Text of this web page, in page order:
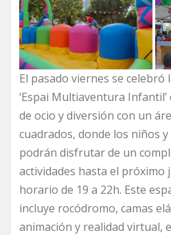
El pasado viernes se
‘Espai Multiaventura
de ocio y diversión con un
cuadrados, donde los niños
podrán disfrutar de un
actividades hasta el próximo
horario de 19 a 22h. Este
incluye rocódromo, camas
animación y realidad virtual,